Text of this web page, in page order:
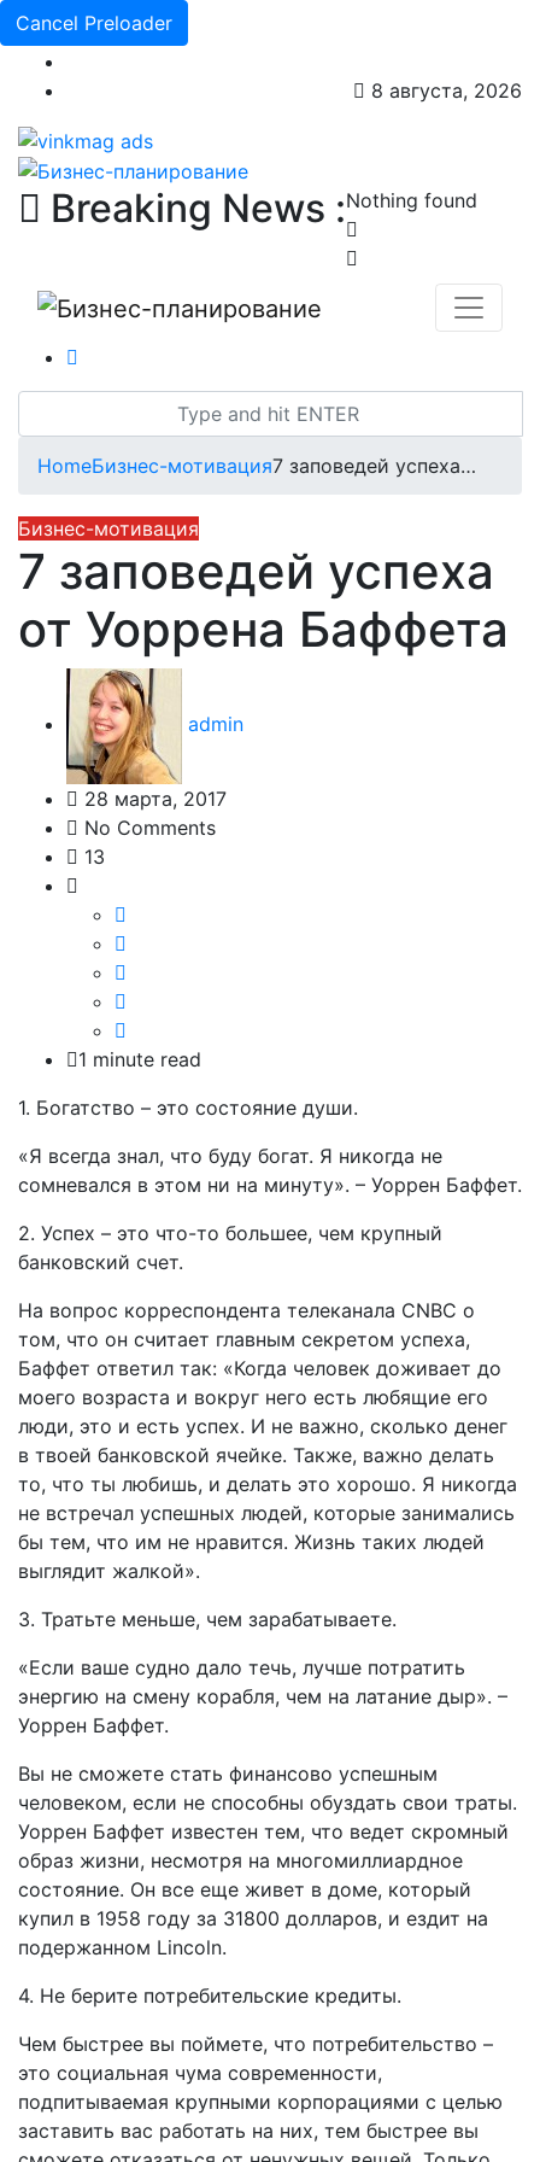
Cancel Preloader
8 августа, 2026
Breaking News :Nothing found
HomeБизнес-мотивация7 заповедей успеха…
Бизнес-мотивация
7 заповедей успеха
от Уоррена Баффета
admin
28 марта, 2017
No Comments
13
1 minute read
1. Богатство – это состояние души.
«Я всегда знал, что буду богат. Я никогда не
сомневался в этом ни на минуту». – Уоррен Баффет.
2. Успех – это что-то большее, чем крупный
банковский счет.
На вопрос корреспондента телеканала CNBC о
том, что он считает главным секретом успеха,
Баффет ответил так: «Когда человек доживает до
моего возраста и вокруг него есть любящие его
люди, это и есть успех. И не важно, сколько денег
в твоей банковской ячейке. Также, важно делать
то, что ты любишь, и делать это хорошо. Я никогда
не встречал успешных людей, которые занимались
бы тем, что им не нравится. Жизнь таких людей
выглядит жалкой».
3. Тратьте меньше, чем зарабатываете.
«Если ваше судно дало течь, лучше потратить
энергию на смену корабля, чем на латание дыр». –
Уоррен Баффет.
Вы не сможете стать финансово успешным
человеком, если не способны обуздать свои траты.
Уоррен Баффет известен тем, что ведет скромный
образ жизни, несмотря на многомиллиардное
состояние. Он все еще живет в доме, который
купил в 1958 году за 31800 долларов, и ездит на
подержанном Lincoln.
4. Не берите потребительские кредиты.
Чем быстрее вы поймете, что потребительство –
это социальная чума современности,
подпитываемая крупными корпорациями с целью
заставить вас работать на них, тем быстрее вы